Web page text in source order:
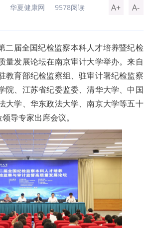
华夏健康网 9578阅读 A+ A-
二届全国纪检监察本科人才培养暨纪检
量发展论坛在南京审计大学举办。来自
教育部纪检监察组、驻审计署纪检监察
院、江苏省纪委监委、清华大学、中国
大学、华东政法大学、南京大学等五十
导专家出席会议。